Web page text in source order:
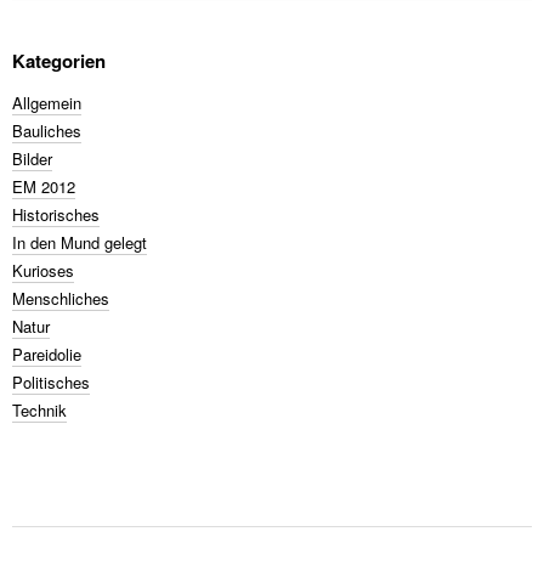
Kategorien
Allgemein
Bauliches
Bilder
EM 2012
Historisches
In den Mund gelegt
Kurioses
Menschliches
Natur
Pareidolie
Politisches
Technik